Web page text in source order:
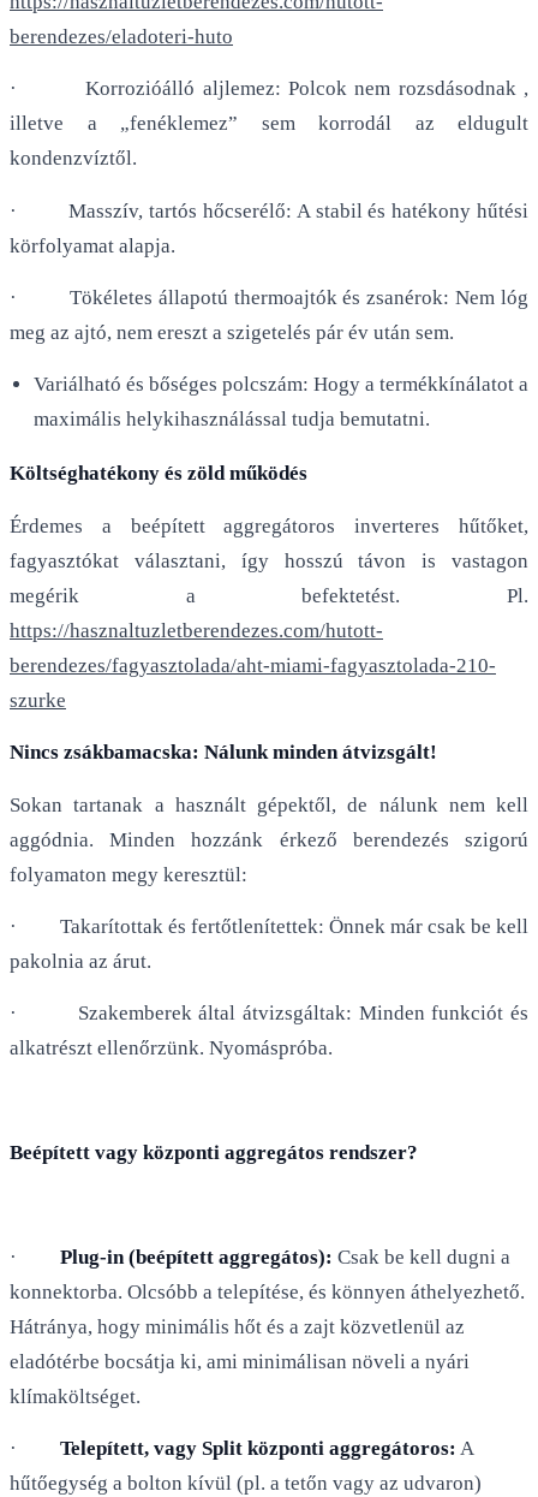
berendezes/eladoteri-huto
· Korrozióálló aljlemez: Polcok nem rozsdásodnak ,
illetve a „fenéklemez” sem korrodál az eldugult
kondenzvíztől.
· Masszív, tartós hőcserélő: A stabil és hatékony hűtési
körfolyamat alapja.
· Tökéletes állapotú thermoajtók és zsanérok: Nem lóg
meg az ajtó, nem ereszt a szigetelés pár év után sem.
Variálható és bőséges polcszám: Hogy a termékkínálatot a
maximális helykihasználással tudja bemutatni.
Költséghatékony és zöld működés
Érdemes a beépített aggregátoros inverteres hűtőket,
fagyasztókat választani, így hosszú távon is vastagon
megérik a befektetést. Pl.
https://hasznaltuzletberendezes.com/hutott-
berendezes/fagyasztolada/aht-miami-fagyasztolada-210-
szurke
Nincs zsákbamacska: Nálunk minden átvizsgált!
Sokan tartanak a használt gépektől, de nálunk nem kell
aggódnia. Minden hozzánk érkező berendezés szigorú
folyamaton megy keresztül:
· Takarítottak és fertőtlenítettek: Önnek már csak be kell
pakolnia az árut.
· Szakemberek által átvizsgáltak: Minden funkciót és
alkatrészt ellenőrzünk. Nyomáspróba.
Beépített vagy központi aggregátos rendszer?
· Plug-in (beépített aggregátos): Csak be kell dugni a
konnektorba. Olcsóbb a telepítése, és könnyen áthelyezhető.
Hátránya, hogy minimális hőt és a zajt közvetlenül az
eladótérbe bocsátja ki, ami minimálisan növeli a nyári
klímaköltséget.
· Telepített, vagy Split központi aggregátoros: A
hűtőegység a bolton kívül (pl. a tetőn vagy az udvaron)